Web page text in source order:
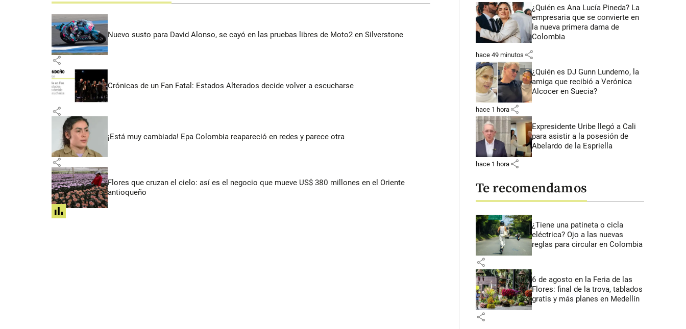
Nuevo susto para David Alonso, se cayó en las pruebas libres de Moto2 en Silverstone
share
Crónicas de un Fan Fatal: Estados Alterados decide volver a escucharse
share
¡Está muy cambiada! Epa Colombia reapareció en redes y parece otra
share
Flores que cruzan el cielo: así es el negocio que mueve US$ 380 millones en el Oriente
antioqueño
share
¿Quién es Ana Lucía Pineda? La
empresaria que se convierte en
la nueva primera dama de
Colombia
hace 49 minutos share
¿Quién es DJ Gunn Lundemo, la
amiga que recibió a Verónica
Alcocer en Suecia?
hace 1 hora share
Expresidente Uribe llegó a Cali
para asistir a la posesión de
Abelardo de la Espriella
hace 1 hora share
Te recomendamos
¿Tiene una patineta o cicla
eléctrica? Ojo a las nuevas
reglas para circular en Colombia
share
6 de agosto en la Feria de las
Flores: final de la trova, tablados
gratis y más planes en Medellín
share